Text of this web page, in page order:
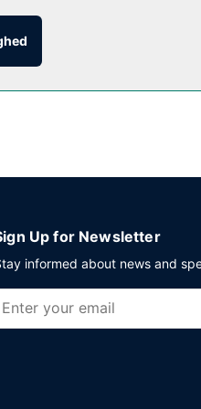
kl. 06.00 til kl. 09.30.
Up for Newsletter
informed about news and